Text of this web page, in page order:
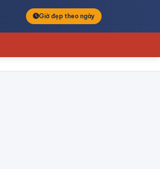
Giờ đẹp theo ngày